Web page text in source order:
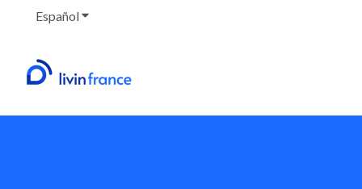
EspañolTraducciones de Mostrar submenú de